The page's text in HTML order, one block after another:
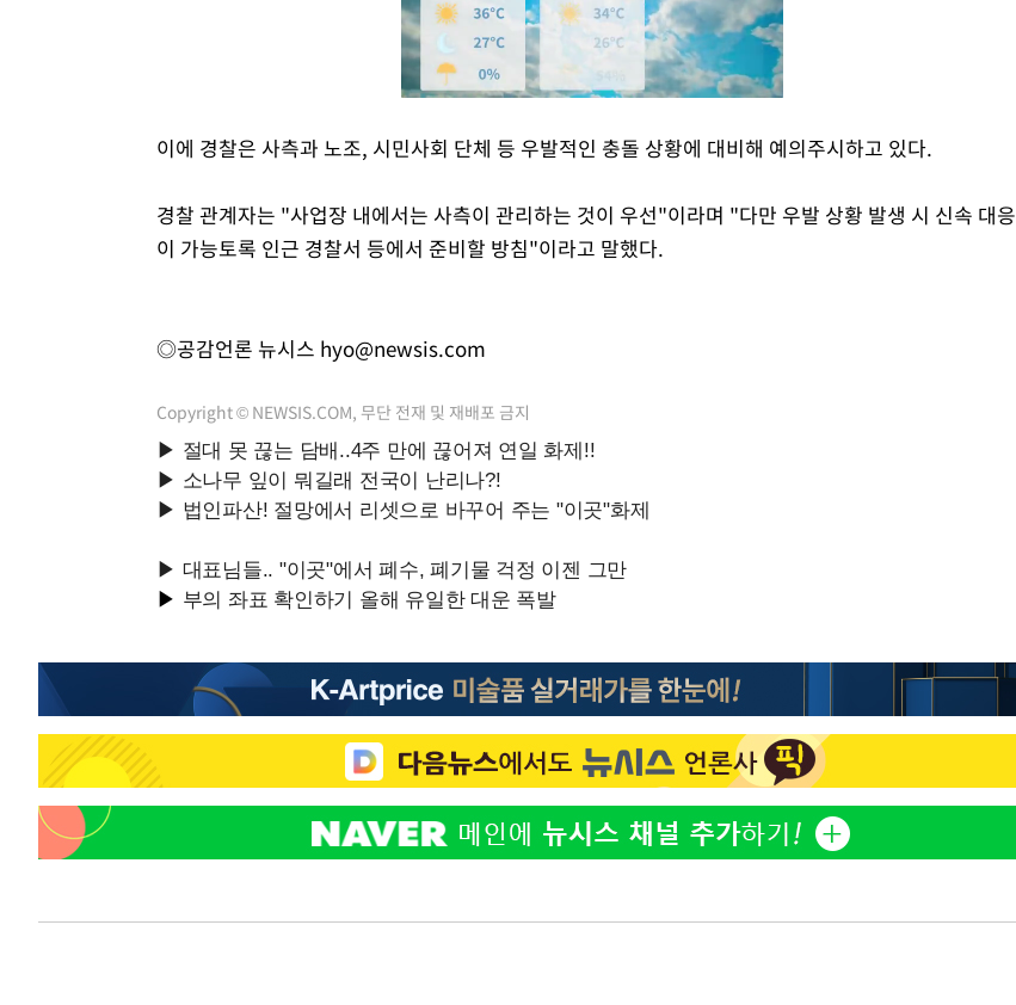
이에 경찰은 사측과 노조, 시민사회 단체 등 우발적인 충돌 상황에 대비해 예의주시하고 있다.
경찰 관계자는 "사업장 내에서는 사측이 관리하는 것이 우선"이라며 "다만 우발 상황 발생 시 신속 대응
이 가능토록 인근 경찰서 등에서 준비할 방침"이라고 말했다.
◎공감언론 뉴시스 hyo@newsis.com
Copyright © NEWSIS.COM, 무단 전재 및 재배포 금지